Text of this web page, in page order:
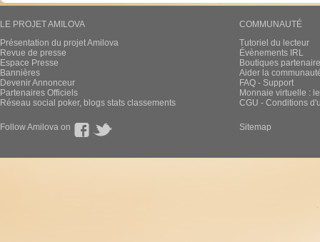
LE PROJET AMILOVA
Présentation du projet Amilova
Revue de presse
Espace Presse
Bannières
Devenir Annonceur
Partenaires Officiels
Réseau social poker, blogs stats classements
COMMUNAUTÉ
Tutoriel du lecteur
Évènements IRL
Boutiques
Aider la
FAQ - Support
Monnaie virtuelle :
CGU - Conditions
Follow Amilova on Sitemap